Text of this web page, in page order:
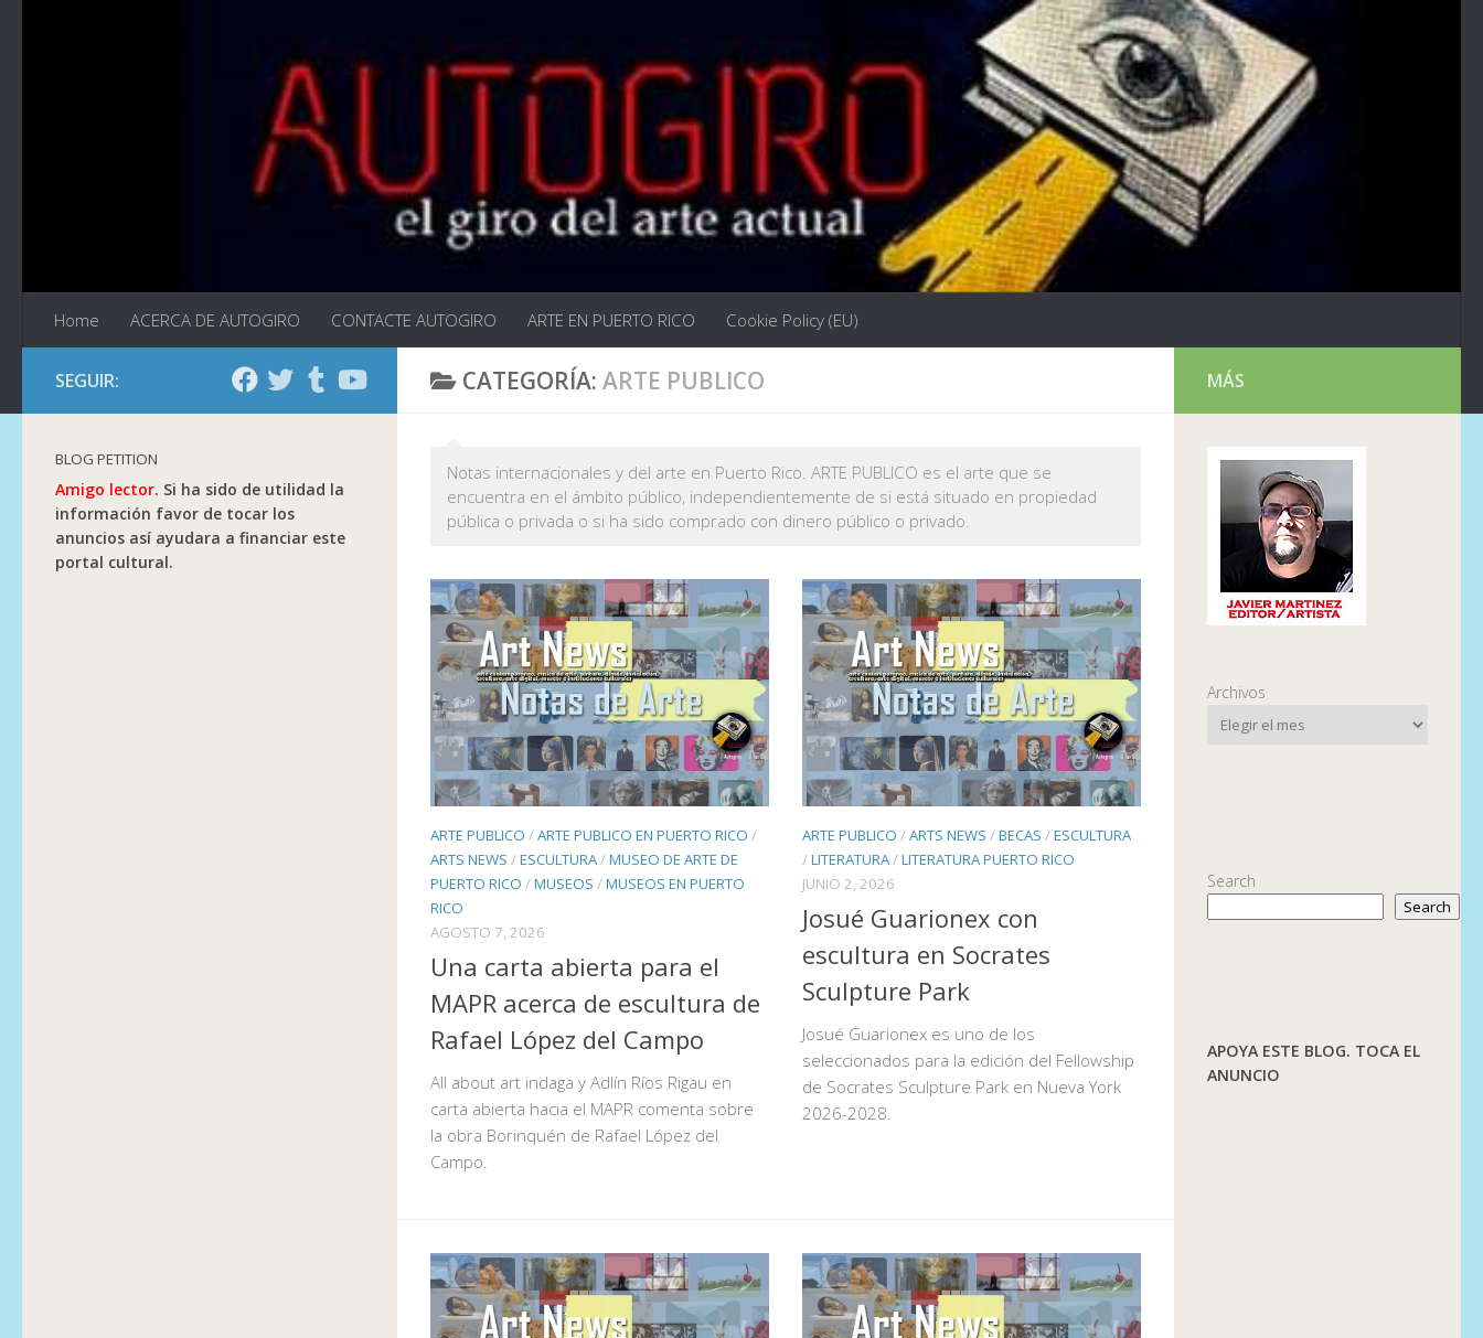
Home ACERCA DE AUTOGIRO CONTACTE AUTOGIRO ARTE EN PUERTO RICO Cookie Policy (EU)
CATEGORÍA: ARTE PUBLICO
Notas internacionales y del arte en Puerto Rico. ARTE PUBLICO es el arte que se
encuentra en el ámbito público, independientemente de si está situado en propiedad
pública o privada o si ha sido comprado con dinero público o privado.
ARTE PUBLICO /ARTE PUBLICO EN PUERTO RICO /
ARTS NEWS /ESCULTURA/MUSEO DE ARTE DE
PUERTO RICO /MUSEOS /MUSEOS EN PUERTO
RICO
AGOSTO 7, 2026
Una carta abierta para el
MAPR acerca de escultura de
Rafael López del Campo
All about art indaga y Adlín Ríos Rigau en
carta abierta hacia el MAPR comenta sobre
la obra Borinquén de Rafael López del
Campo.
ARTE PUBLICO /ARTS NEWS /BECAS /ESCULTURA
/LITERATURA/LITERATURA PUERTO RICO
JUNIO 2, 2026
Josué Guarionex con
escultura en Socrates
Sculpture Park
Josué Guarionex es uno de los
seleccionados para la edición del Fellowship
de Socrates Sculpture Park en Nueva York
2026-2028.
SEGUIR:
BLOG PETITION
Amigo lector. Si ha sido de utilidad la
información favor de tocar los
anuncios así ayudara a financiar este
portal cultural.
MÁS
Archivos
Search
Search
APOYA ESTE BLOG. TOCA EL
ANUNCIO